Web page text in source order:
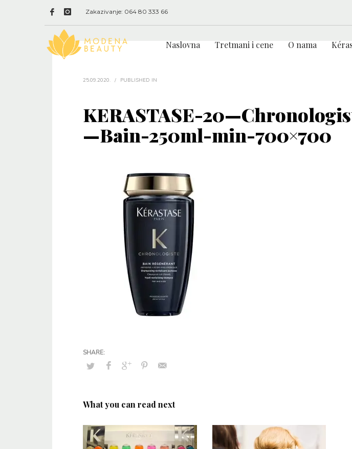
Zakazivanje: 064 80 333 66
Naslovna Tretmani i cene O nama
25.09.2020. / PUBLISHED IN
KERASTASE-
—Bain-250ml-min-700×700
What you can read next